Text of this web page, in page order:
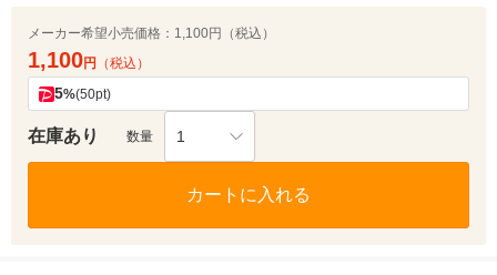
メーカー希望小売価格： 1,100円（税込）
1,100円 （税込）
5%(50pt)
在庫あり 数量 1
カートに入れる